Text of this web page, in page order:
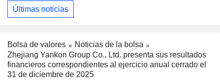
Últimas noticias
Bolsa de valores
Noticias de la bolsa
Zhejiang Yankon Group Co., Ltd. presenta sus resultados
financieros correspondientes al ejercicio anual cerrado el
31 de diciembre de 2025